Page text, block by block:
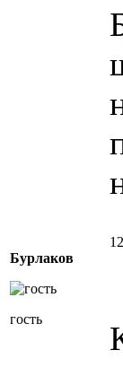
Бурлаков
гость